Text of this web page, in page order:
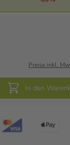
Preise inkl.
In den